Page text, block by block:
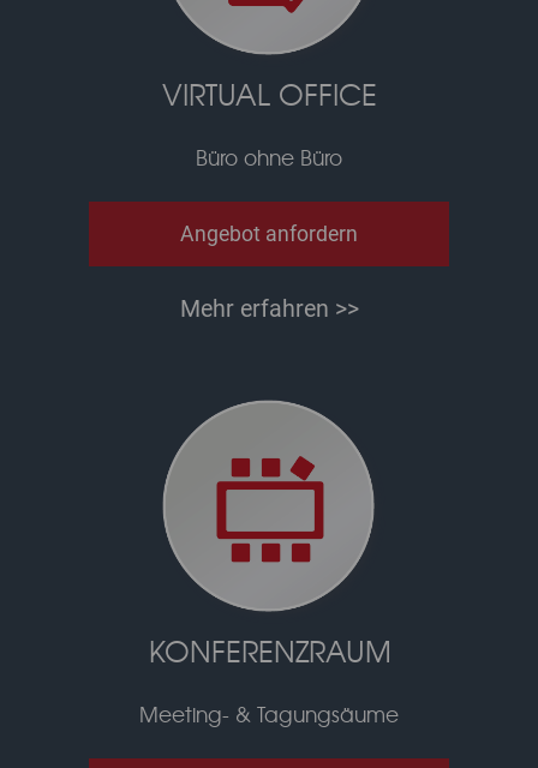
VIRTUAL OFFICE
Büro ohne Büro
Angebot anfordern
Mehr erfahren >>
KONFERENZRAUM
Meeting- & Tagungsäume